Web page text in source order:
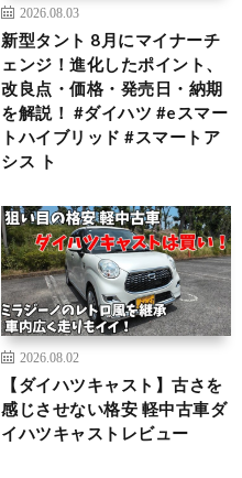
2026.08.03
新型タント 8月にマイナーチ
ェンジ！進化したポイント、
改良点・価格・発売日・納期
を解説！ #ダイハツ #eスマー
トハイブリッド #スマートア
シス ト
2026.08.02
【ダイハツキャスト】古さを
感じさせない格安 軽中古車ダ
イハツキャストレビュー